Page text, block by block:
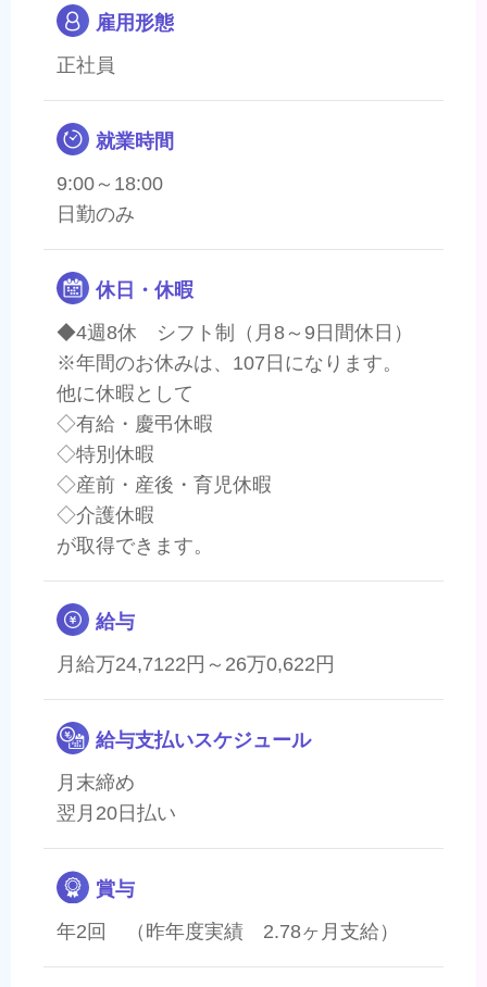
雇用形態
正社員
就業時間
9:00～18:00
日勤のみ
休日・休暇
◆4週8休 シフト制（月8～9日間休日）
※年間のお休みは、107日になります。
他に休暇として
◇有給・慶弔休暇
◇特別休暇
◇産前・産後・育児休暇
◇介護休暇
が取得できます。
給与
月給万24,7122円～26万0,622円
給与支払いスケジュール
月末締め
翌月20日払い
賞与
年2回 （昨年度実績 2.78ヶ月支給）